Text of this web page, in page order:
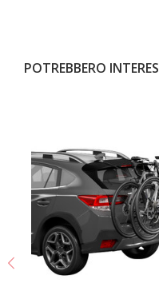
POTREBBERO